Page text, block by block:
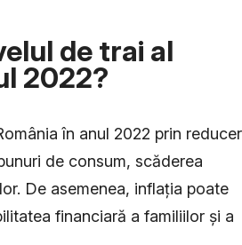
de trai al
2022?
în anul 2022 prin
de consum, scăderea
De asemenea, inflația poate
financiară a familiilor și a